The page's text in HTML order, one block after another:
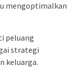
mengoptimalkan
peluang
strategi
keluarga.